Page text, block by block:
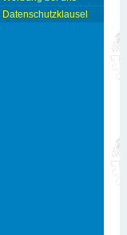
Datenschutzklausel